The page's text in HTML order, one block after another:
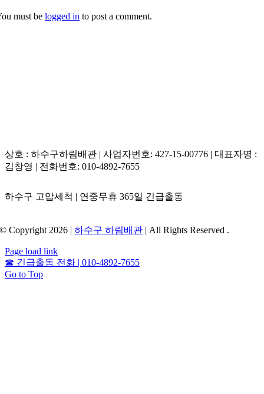
must be logged in to post a comment.
상호 : 하수구하림배관 | 사업자번호: 427-15-00776 | 대표자명 :
김창영 | 전화번호: 010-4892-7655
하수구 고압세척 | 연중무휴 365일 긴급출동
© Copyright 2026 |하수구 하림배관 | All Rights Reserved .
Page load link
☎ 긴급출동 전화 | 010-4892-7655
Go to Top